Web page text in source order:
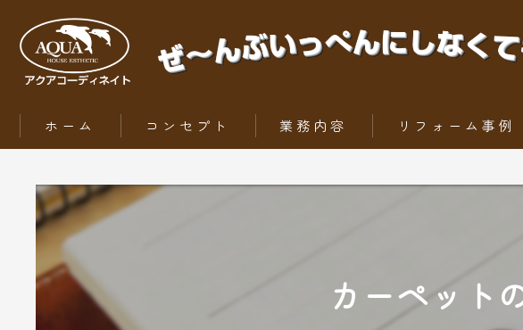
ホーム コンセプト 業務内容
ZEH（ゼッチ）とは
リフォーム事例
ちょっとだけリフォー
カーペット